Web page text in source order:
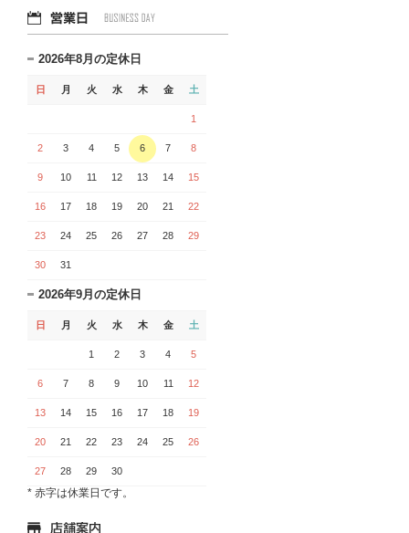
2026年8月の定休日
日 月 火 水 木 金 土
1
2 3 4 5 6 7 8
9 10 11 12 13 14 15
16 17 18 19 20 21 22
23 24 25 26 27 28 29
30 31
2026年9月の定休日
日 月 火 水 木 金 土
1 2 3 4 5
6 7 8 9 10 11 12
13 14 15 16 17 18 19
20 21 22 23 24 25 26
27 28 29 30
* 赤字は休業日です。